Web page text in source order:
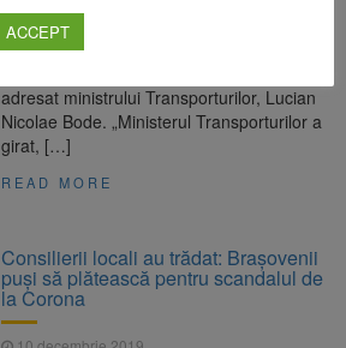
Pentru a elucida anumite aspecte legate
de această investiţie asumată de statul
adresat ministrului Transporturilor, Lucian
Nicolae Bode. „Ministerul Transporturilor a
girat, […]
READ MORE
Consilierii locali au trădat: Brașovenii
puși să plătească pentru scandalul de
la Corona
ACCEPT